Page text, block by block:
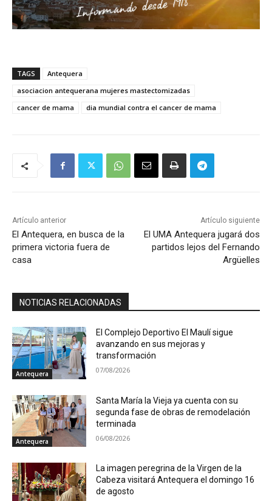
TAGS
Antequera
asociacion antequerana mujeres mastectomizadas
cancer de mama
dia mundial contra el cancer de mama
Artículo anterior
El Antequera, en busca de la
primera victoria fuera de
casa
Artículo siguiente
El UMA Antequera jugará dos
partidos lejos del Fernando
Argüelles
NOTICIAS RELACIONADAS
Antequera
El Complejo Deportivo El Maulí sigue
avanzando en sus mejoras y
transformación
07/08/2026
Antequera
Santa María la Vieja ya cuenta con su
segunda fase de obras de remodelación
terminada
06/08/2026
La imagen peregrina de la Virgen de la
Cabeza visitará Antequera el domingo 16
de agosto